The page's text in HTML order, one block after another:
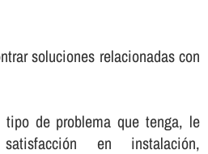
soluciones relacionadas con
tipo de problema que tenga, le
en instalación,